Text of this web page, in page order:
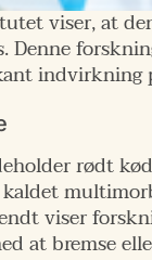
viser, at
Denne
rødt
viser
at bremse